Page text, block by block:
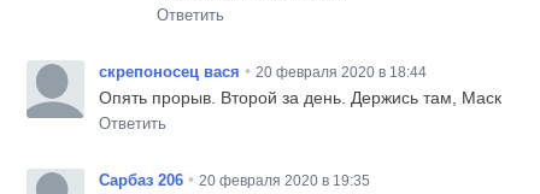
Ответить
скрепоносец вася • 20 февраля 2020 в 18:44
Опять прорыв. Второй за день. Держись там, Маск
Ответить
Сарбаз 206 • 20 февраля 2020 в 19:35